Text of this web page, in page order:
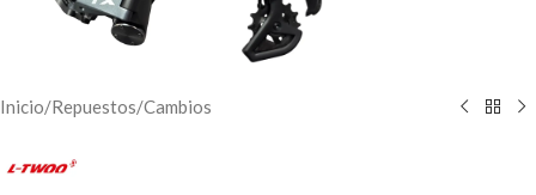
Inicio/Repuestos/Cambios